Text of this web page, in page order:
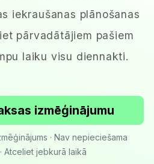
iekraušanas plānošanas
pārvadātājiem pašiem
laiku visu diennakti.
izmēģinājumu
· Nav nepieciešama
Atceliet jebkurā laikā